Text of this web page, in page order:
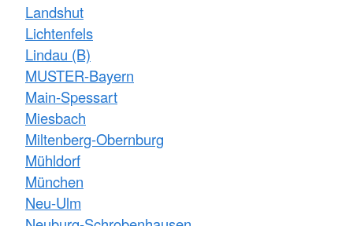
Landshut
Lichtenfels
Lindau (B)
MUSTER-Bayern
Main-Spessart
Miesbach
Miltenberg-Obernburg
Mühldorf
München
Neu-Ulm